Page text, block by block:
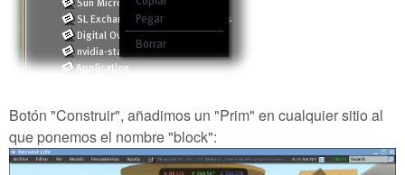
Botón "Construir", añadimos un "Prim" en cualquier sitio al
que ponemos el nombre "block":